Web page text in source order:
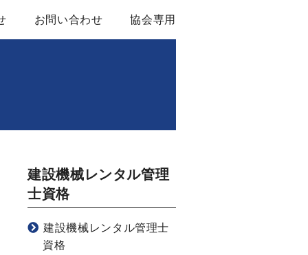
お問い合わせ 協会専用
建設機械レンタル管理
士資格
建設機械レンタル管理士
資格